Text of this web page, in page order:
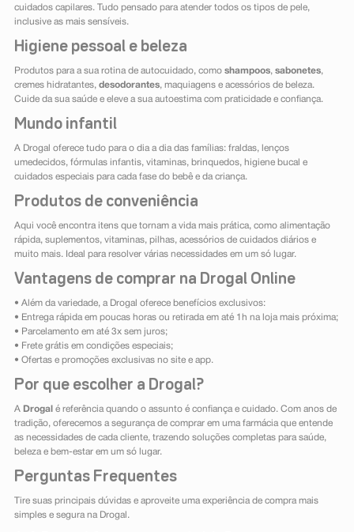
cuidados capilares. Tudo pensado para atender todos os tipos de pele,
inclusive as mais sensíveis.
Higiene pessoal e beleza
Produtos para a sua rotina de autocuidado, como shampoos, sabonetes,
cremes hidratantes, desodorantes, maquiagens e acessórios de beleza.
Cuide da sua saúde e eleve a sua autoestima com praticidade e confiança.
Mundo infantil
A Drogal oferece tudo para o dia a dia das famílias: fraldas, lenços
umedecidos, fórmulas infantis, vitaminas, brinquedos, higiene bucal e
cuidados especiais para cada fase do bebê e da criança.
Produtos de conveniência
Aqui você encontra itens que tornam a vida mais prática, como alimentação
rápida, suplementos, vitaminas, pilhas, acessórios de cuidados diários e
muito mais. Ideal para resolver várias necessidades em um só lugar.
Vantagens de comprar na Drogal Online
• Além da variedade, a Drogal oferece benefícios exclusivos:
• Entrega rápida em poucas horas ou retirada em até 1h na loja mais próxima;
• Parcelamento em até 3x sem juros;
• Frete grátis em condições especiais;
• Ofertas e promoções exclusivas no site e app.
Por que escolher a Drogal?
A Drogal é referência quando o assunto é confiança e cuidado. Com anos de
tradição, oferecemos a segurança de comprar em uma farmácia que entende
as necessidades de cada cliente, trazendo soluções completas para saúde,
beleza e bem-estar em um só lugar.
Perguntas Frequentes
Tire suas principais dúvidas e aproveite uma experiência de compra mais
simples e segura na Drogal.